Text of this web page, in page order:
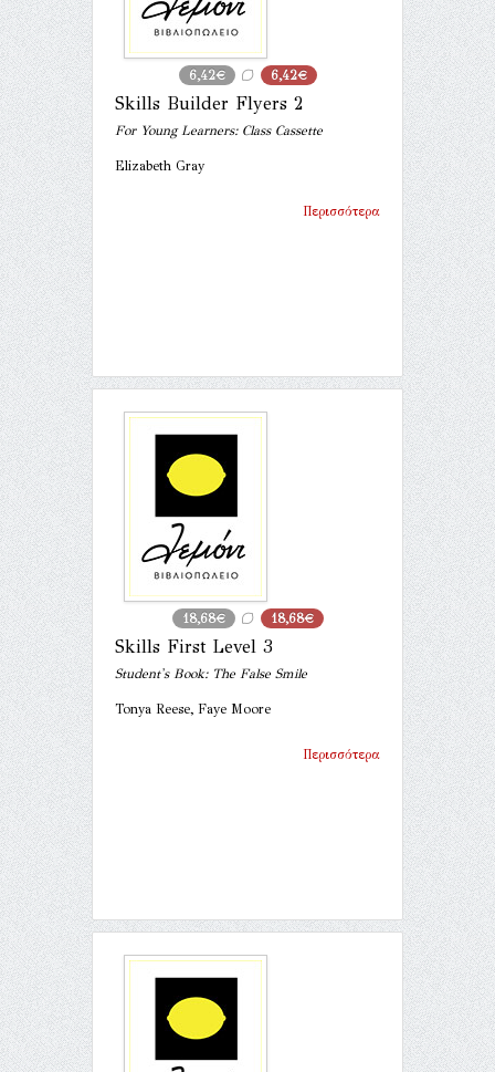
6,42€ 6,42€
Skills Builder Flyers 2
For Young Learners: Class Cassette
Elizabeth Gray
Περισσότερα
18,68€ 18,68€
Skills First Level 3
Student's Book: The False Smile
Tonya Reese, Faye Moore
Περισσότερα